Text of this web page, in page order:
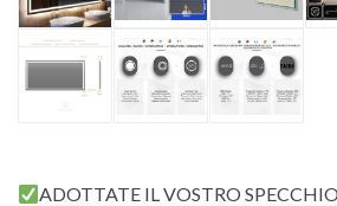
ADOTTATE IL VOSTRO